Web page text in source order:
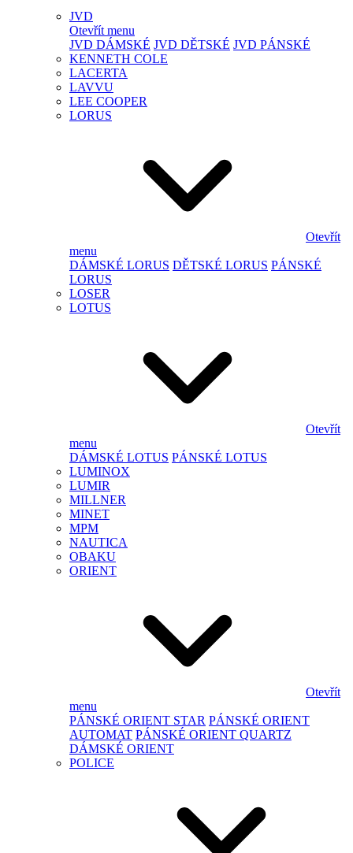
JVD
Otevřít menu
JVD DÁMSKÉ JVD DĚTSKÉ JVD PÁNSKÉ
KENNETH COLE
LACERTA
LAVVU
LEE COOPER
LORUS
Otevřít
menu
DÁMSKÉ LORUS DĚTSKÉ LORUS PÁNSKÉ
LORUS
LOSER
LOTUS
Otevřít
menu
DÁMSKÉ LOTUS PÁNSKÉ LOTUS
LUMINOX
LUMIR
MILLNER
MINET
MPM
NAUTICA
OBAKU
ORIENT
Otevřít
menu
PÁNSKÉ ORIENT STAR PÁNSKÉ ORIENT
AUTOMAT PÁNSKÉ ORIENT QUARTZ
DÁMSKÉ ORIENT
POLICE